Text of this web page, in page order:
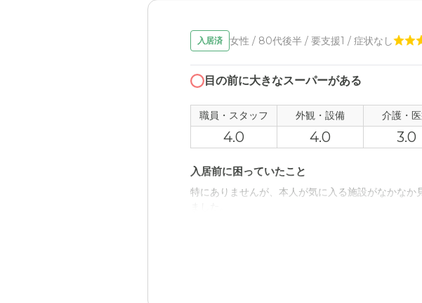
近くに大きな総合病院があり、そちらとの連携も取
近隣環境や交通アクセスについて
目の前にスーパーやドラッグストアがあるため、
料金費用について
これだけきれいな施設、整った設備で、東京と比べ
入居済 女性 / 80代後半 / 要支援1 / 症状なし
目の前に大きなスーパーがある
職員・スタッフ 外観・設備 介護・
4.0 4.0 3.0
入居前に困っていたこと
特にありませんが、本人が気に入る施設がなかな
最終的に本人が納得したように思ったことと、長